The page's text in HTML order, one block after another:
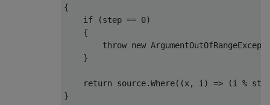
{
if (step == 0)
    {
throw new
    }
return source.Where((x, i) => (i %